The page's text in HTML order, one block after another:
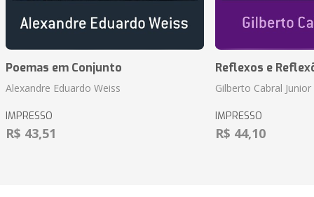
Poemas em Conjunto
Alexandre Eduardo Weiss
IMPRESSO
R$ 43,51
Reflexos e
Gilberto Cabral Junior
IMPRESSO
R$ 44,10